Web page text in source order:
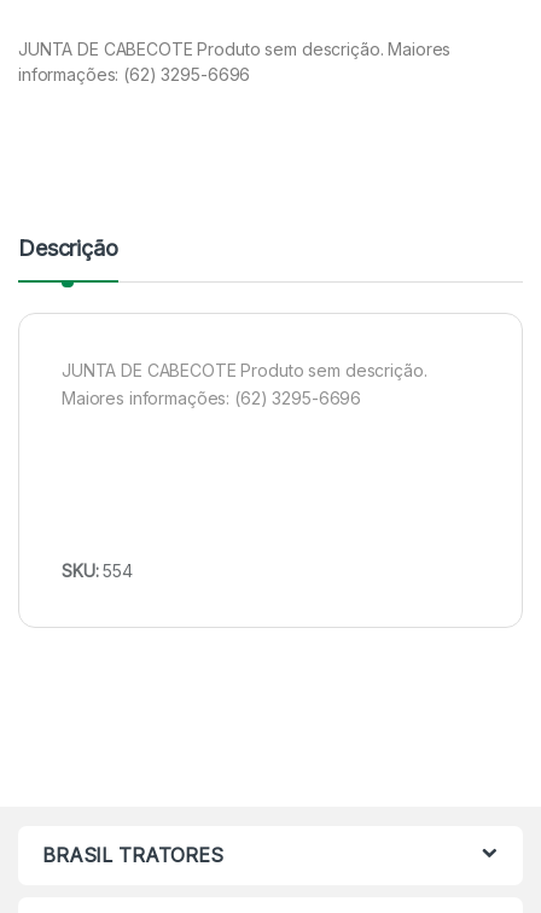
JUNTA DE CABECOTE Produto sem descrição. Maiores
informações: (62) 3295-6696
Descrição
JUNTA DE CABECOTE Produto sem descrição.
Maiores informações: (62) 3295-6696
SKU:554
BRASIL TRATORES